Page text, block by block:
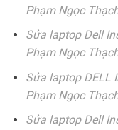
Phạm Ngọc
Sửa laptop Dell
Phạm Ngọc
Sửa laptop DELL
Phạm Ngọc
Sửa laptop Dell